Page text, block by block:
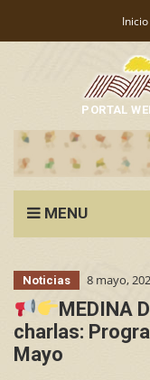
Inicio
PORTAL
MENU
Noticias 8 mayo,
MEDINA
charlas:
Mayo